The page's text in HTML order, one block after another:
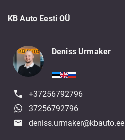
KB Auto Eesti OÜ
Deniss Urmaker
+37256792796
37256792796
deniss.urmaker@kbauto.ee